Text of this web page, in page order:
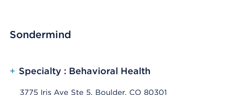
Sondermind
+ Specialty : Behavioral Health
3775 Iris Ave Ste 5, Boulder, CO 80301